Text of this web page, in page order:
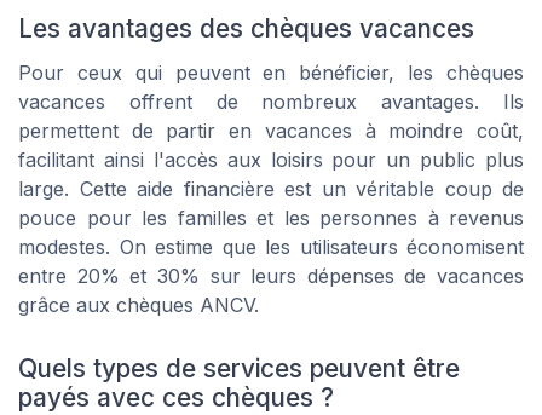
Les avantages des chèques vacances
Pour ceux qui peuvent en bénéficier, les chèques
vacances offrent de nombreux avantages. Ils
permettent de partir en vacances à moindre coût,
facilitant ainsi l'accès aux loisirs pour un public plus
large. Cette aide financière est un véritable coup de
pouce pour les familles et les personnes à revenus
modestes. On estime que les utilisateurs économisent
entre 20% et 30% sur leurs dépenses de vacances
grâce aux chèques ANCV.
Quels types de services peuvent être
payés avec ces chèques ?